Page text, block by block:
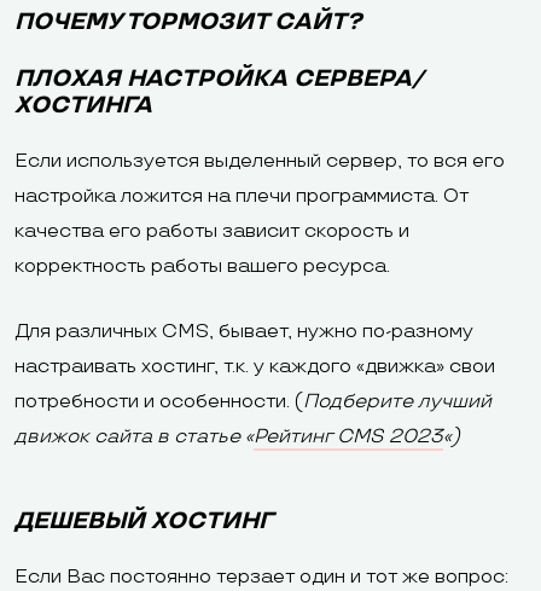
ПОЧЕМУ ТОРМОЗИТ САЙТ?
ПЛОХАЯ НАСТРОЙКА СЕРВЕРА/
ХОСТИНГА
Если используется выделенный сервер, то вся его
настройка ложится на плечи программиста. От
качества его работы зависит скорость и
корректность работы вашего ресурса.
Для различных CMS, бывает, нужно по-разному
настраивать хостинг, т.к. у каждого «движка» свои
потребности и особенности. (Подберите лучший
движок сайта в статье «Рейтинг CMS 2023«)
ДЕШЕВЫЙ ХОСТИНГ
Если Вас постоянно терзает один и тот же вопрос: